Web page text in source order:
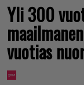
Yli 300
vuotias